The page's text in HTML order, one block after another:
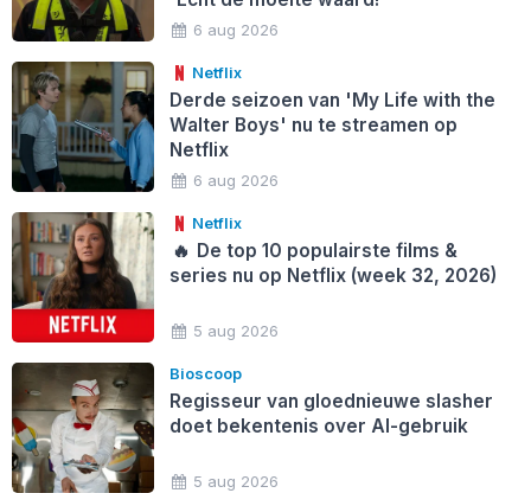
6 aug 2026
Netflix
Derde seizoen van 'My Life with the
Walter Boys' nu te streamen op
Netflix
6 aug 2026
Netflix
🔥 De top 10 populairste films &
series nu op Netflix (week 32, 2026)
5 aug 2026
Bioscoop
Regisseur van gloednieuwe slasher
doet bekentenis over AI-gebruik
5 aug 2026